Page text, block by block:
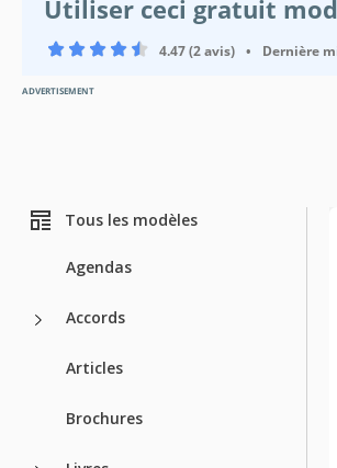
Utiliser ceci gratuit
4.47 (2 avis) • Dernière
ADVERTISEMENT
Tous les modèles
Agendas
Accords
Articles
Brochures